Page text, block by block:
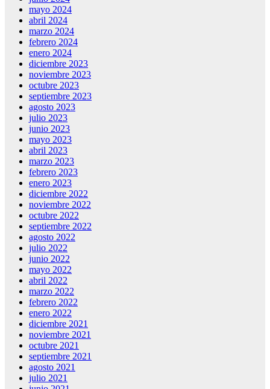
mayo 2024
abril 2024
marzo 2024
febrero 2024
enero 2024
diciembre 2023
noviembre 2023
octubre 2023
septiembre 2023
agosto 2023
julio 2023
junio 2023
mayo 2023
abril 2023
marzo 2023
febrero 2023
enero 2023
diciembre 2022
noviembre 2022
octubre 2022
septiembre 2022
agosto 2022
julio 2022
junio 2022
mayo 2022
abril 2022
marzo 2022
febrero 2022
enero 2022
diciembre 2021
noviembre 2021
octubre 2021
septiembre 2021
agosto 2021
julio 2021